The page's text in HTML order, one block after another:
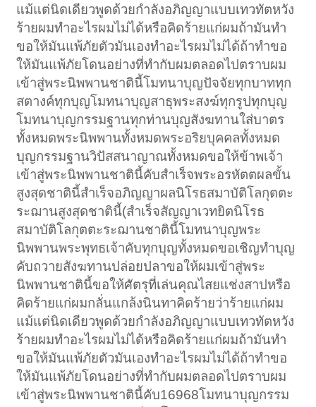
แม้แต่นิดเดียวพูดด้วยกำลังอภิญญาแบบเทวทัตหวัง
ร้ายผมทำอะไรผมไม่ได้หรือคิดร้ายแก่ผมถ้ามันทำ
ขอให้มันแพ้ภัยตัวมันเองทำอะไรผมไม่ได้ถ้าทำขอ
ให้มันแพ้ภัยโดนอย่างที่ทำกับผมตลอดไปตราบผม
เข้าสู่พระนิพพานชาตินี้โมทนาบุญปัจจัยทุกบาททุก
สตางค์ทุกบุญโมทนาบุญสาธุพระสงฆ์ทุกรูปทุกบุญ
โมทนาบุญกรรมฐานทุกท่านบุญสังฆทานใส่บาตร
ทั้งหมดพระนิพพานทั้งหมดพระอริยบุคคลทั้งหมด
บุญกรรมฐานวิปัสสนาญาณทั้งหมดขอให้ข้าพเจ้า
เข้าสู่พระนิพพานชาตินี้คับสำเร็จพระอรหัตตผลขั้น
สูงสุดชาตินี้สำเร็จอภิญญาผลนิโรธสมาบัติโลกุตตะ
ระฌานสูงสุดชาตินี้(สำเร็จสัญญาเวทยิตนิโรธ
สมาบัติโลกุตตะระฌานชาตินี้โมทนาบุญพระ
นิพพานพระพุทธเจ้าคับทุกบุญทั้งหมดขอเชิญทำบุญ
คับถวายสังฆทานปล่อยปลาขอให้ผมเข้าสู่พระ
นิพพานชาตินี้ขอให้ศัตรุที่เล่นคุณไสยแช่งสาปหรือ
คิดร้ายแก่ผมกลั่นแกล้งนินทาคิดร้ายว่าร้ายแก่ผม
แม้แต่นิดเดียวพูดด้วยกำลังอภิญญาแบบเทวทัตหวัง
ร้ายผมทำอะไรผมไม่ได้หรือคิดร้ายแก่ผมถ้ามันทำ
ขอให้มันแพ้ภัยตัวมันเองทำอะไรผมไม่ได้ถ้าทำขอ
ให้มันแพ้ภัยโดนอย่างที่ทำกับผมตลอดไปตราบผม
เข้าสู่พระนิพพานชาตินี้คับ16968โมทนาบุญกรรม